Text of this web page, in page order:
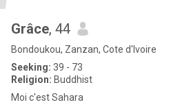
Grâce, 44
Bondoukou, Zanzan, Cote d'Ivoire
Seeking: 39 - 73
Religion: Buddhist
Moi c'est Sahara